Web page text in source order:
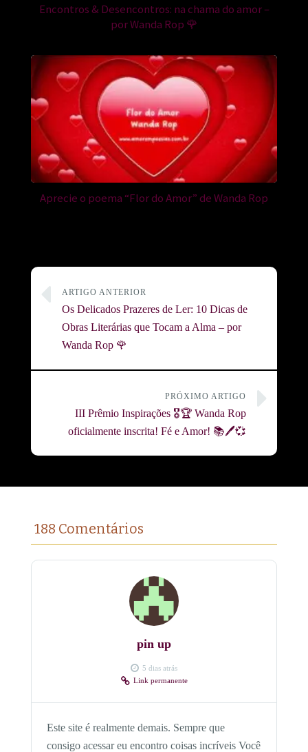
Encontros & Desencontros: na chama do amor –
por Wanda Rop 🌹
Aprecie o poema “Flor do Amor” de Wanda Rop
ARTIGO ANTERIOR
Os Delicados Prazeres de Ler: 10 Dicas de
Obras Literárias que Tocam a Alma – por
Wanda Rop 🌹
PRÓXIMO ARTIGO
III Prêmio Inspirações 🎖️🏆 Wanda Rop
oficialmente inscrita! Fé e Amor! 📚🖊️💞
188 Comentários
pin up
5 dias atrás
Link permanente
Este site é realmente demais. Sempre que
consigo acessar eu encontro coisas incríveis Você